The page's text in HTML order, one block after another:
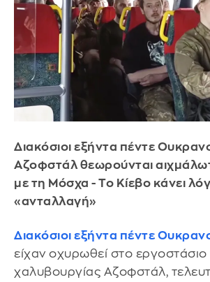
Διακόσιοι εξήντα πέντε
Αζοφστάλ θεωρούνται
με τη Μόσχα - Το Κίεβο κάνει
«ανταλλαγή»
Διακόσιοι εξήντα πέντε
είχαν οχυρωθεί στο εργοστάσιο
χαλυβουργίας Αζοφστάλ,